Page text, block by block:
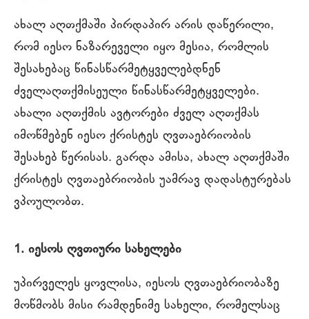
ახალ აღთქმაში პირდაპირ არის დაწერილი,
რომ იესო ნაზარეველი იყო მესია, რომლის
შესახებაც წინასწარმეტყველებდნენ
ძველაღთქმისეული წინასწარმეტყველები.
ახალი აღთქმის ავტორები ძველ აღთქმას
იმოწმებენ იესო ქრისტეს ღვთაებრიობის
შესახებ წერისას. გარდა ამისა, ახალ აღთქმაში
ქრისტეს ღვთაებრიობის უამრავ დადასტურებას
ვპოულობთ.
1. იესოს ღვთიური სახელები
უპირველეს ყოვლისა, იესოს ღვთაებრიობაზე
მოწმობს მისი რამდენიმე სახელი, რომელსაც